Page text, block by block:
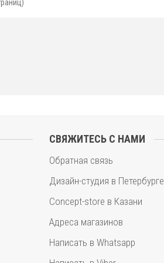
СВЯЖИТЕСЬ С НАМИ
Обратная связь
Дизайн-студия в Петербурге
Concept-store в Казани
Адреса магазинов
Написать в Whatsapp